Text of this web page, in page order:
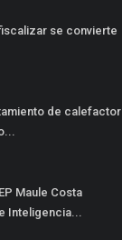
se convierte
de calefactor
Maule Costa
Inteligencia...